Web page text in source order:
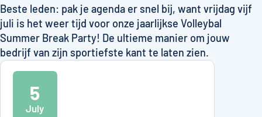
Beste leden: pak je agenda er snel bij, want vrijdag vijf
juli is het weer tijd voor onze jaarlijkse Volleybal
Summer Break Party! De ultieme manier om jouw
bedrijf van zijn sportiefste kant te laten zien.
5
July